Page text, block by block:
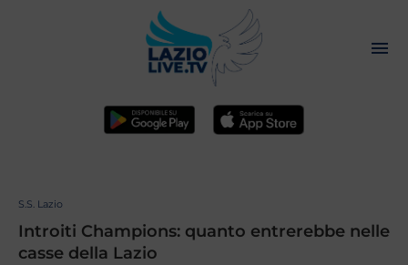
S.S. Lazio
Introiti Champions: quanto entrerebbe nelle
casse della Lazio